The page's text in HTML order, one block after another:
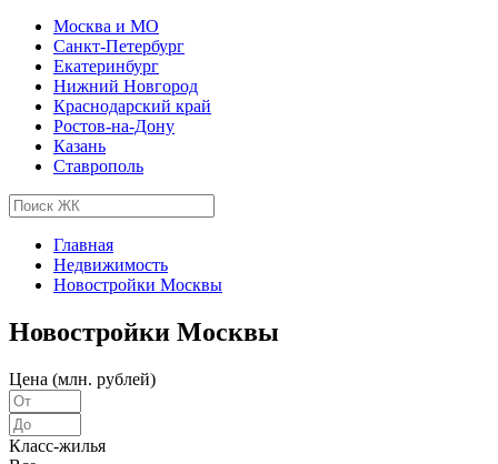
Москва и МО
Санкт-Петербург
Екатеринбург
Нижний Новгород
Краснодарский край
Ростов-на-Дону
Казань
Ставрополь
Главная
Недвижимость
Новостройки Москвы
Новостройки Москвы
Цена (млн. рублей)
Класс-жилья